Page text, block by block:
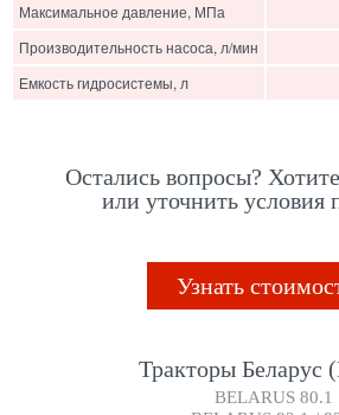
Максимальное давление, МПа
Производительность насоса, л/мин
Емкость гидросистемы, л
Остались вопросы?
или уточнить условия
Узнать
Тракторы Беларус
BELARUS 80.1